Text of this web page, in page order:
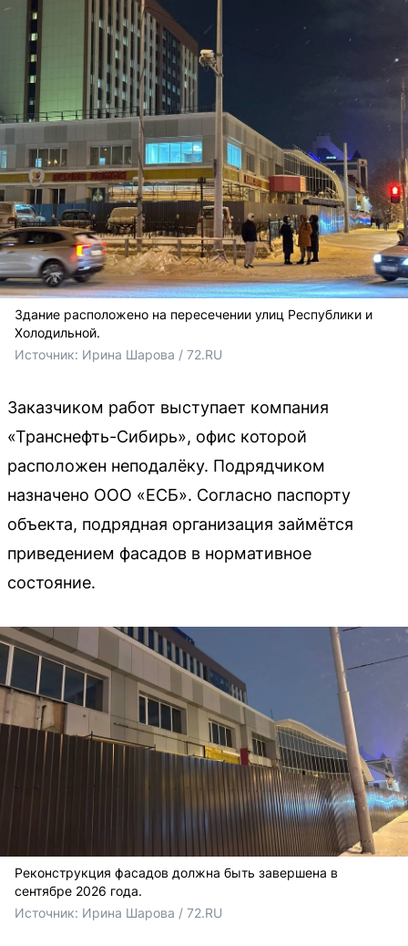
Здание расположено на пересечении улиц Республики и
Холодильной.
Источник: Ирина Шарова / 72.RU
Заказчиком работ выступает компания
«Транснефть-Сибирь», офис которой
расположен неподалёку. Подрядчиком
назначено ООО «ЕСБ». Согласно паспорту
объекта, подрядная организация займётся
приведением фасадов в нормативное
состояние.
Реконструкция фасадов должна быть завершена в
сентябре 2026 года.
Источник: Ирина Шарова / 72.RU